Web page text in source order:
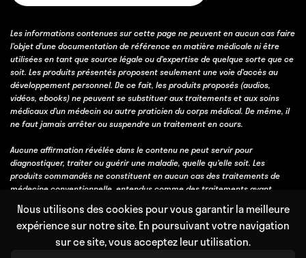
Nous utilisons des cookies pour vous garantir la meilleure
expérience sur notre site. En poursuivant votre navigation
sur ce site, vous acceptez leur utilisation.
Les informations contenues sur cette page ne peuvent en aucun cas faire
l’objet d’une documentation de référence en matière médicale ni être
utilisées en tant que source légale ou d’expertise de quelque sorte que ce
soit. Les produits présentés proposent seulement une voie d’accès au
développement personnel. De ce fait, les produits proposés (audios,
vidéos, ebooks) ne peuvent se substituer aux traitements et aux soins
médicaux d’un médecin ou autre praticien du corps médical. De même, il
ne faut jamais arrêter ou suspendre un traitement en cours.
Aucune affirmation révélée dans le contenu ne peut servir pour
diagnostiquer, traiter ou guérir une maladie, quelle qu’elle soit. Les
produits commandés ne constituent en aucun cas des traitements de
médecine conventionnelle, entendus comme des traitements ayant
qu’ils bénéficient d’un consensus professionnel fort obtenu avec l’accord
et l’expérience de la majorité des professionnels de la discipline